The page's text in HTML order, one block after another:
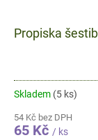
Skladem (5 ks)
54 Kč bez DPH
65 Kč / ks